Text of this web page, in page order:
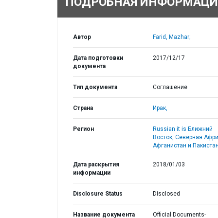
Автор Farid, Mazhar;
Дата подготовки
документа
2017/12/17
Тип документа Соглашение
Страна Ирак,
Регион
Russian it is Ближний
Восток, Северная
Афганистан и
Дата раскрытия
информации
2018/01/03
Disclosure Status Disclosed
Название документа
Official Documents-